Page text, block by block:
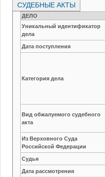
СУДЕБНЫЕ АКТЫ
ДЕЛО
Уникальный идентификатор
дела
Дата поступления
Категория дела
Вид обжалуемого судебного
акта
Из Верховного Суда
Российской Федерации
Судья
Дата рассмотрения